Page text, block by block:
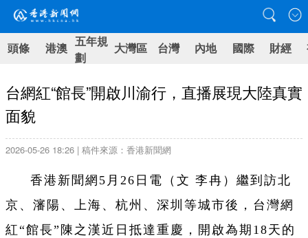
頭條 港澳 五年規
劃
大灣區 台灣 內地 國際 財經
台網紅“館長”開啟川渝行，直播展現大陸真實
面貌
2026-05-26 18:26 | 稿件來源：香港新聞網
香港新聞網5月26日電（文 李冉）繼到訪北
京、瀋陽、上海、杭州、深圳等城市後，台灣網
紅“館長”陳之漢近日抵達重慶，開啟為期18天的